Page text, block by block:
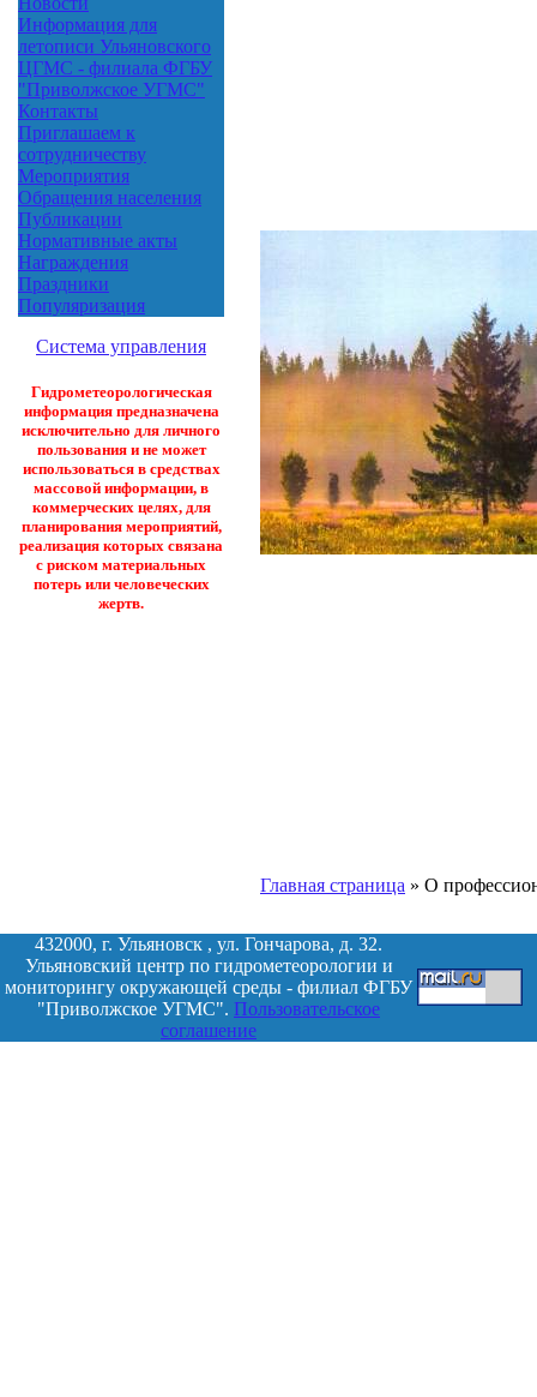
Информация для
летописи Ульяновского
ЦГМС - филиала ФГБУ
"Приволжское УГМС"
Контакты
Приглашаем к
сотрудничеству
Мероприятия
Обращения населения
Публикации
Нормативные акты
Награждения
Праздники
Популяризация
Система управления
Гидрометеорологическая
информация предназначена
исключительно для личного
пользования и не может
использоваться в средствах
массовой информации, в
коммерческих целях, для
планирования мероприятий,
реализация которых связана
с риском материальных
потерь или человеческих
жертв.
Главная страница » О
432000, г. Ульяновск , ул. Гончарова, д. 32.
Ульяновский центр по гидрометеорологии и
мониторингу окружающей среды - филиал ФГБУ
"Приволжское УГМС". Пользовательское
соглашение